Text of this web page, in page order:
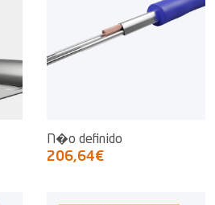
N�o definido
206,64€